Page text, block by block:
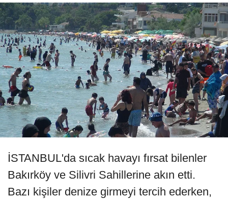
İSTANBUL'da sıcak havayı fırsat bilenler
Bakırköy ve Silivri Sahillerine akın etti.
Bazı kişiler denize girmeyi tercih ederken,